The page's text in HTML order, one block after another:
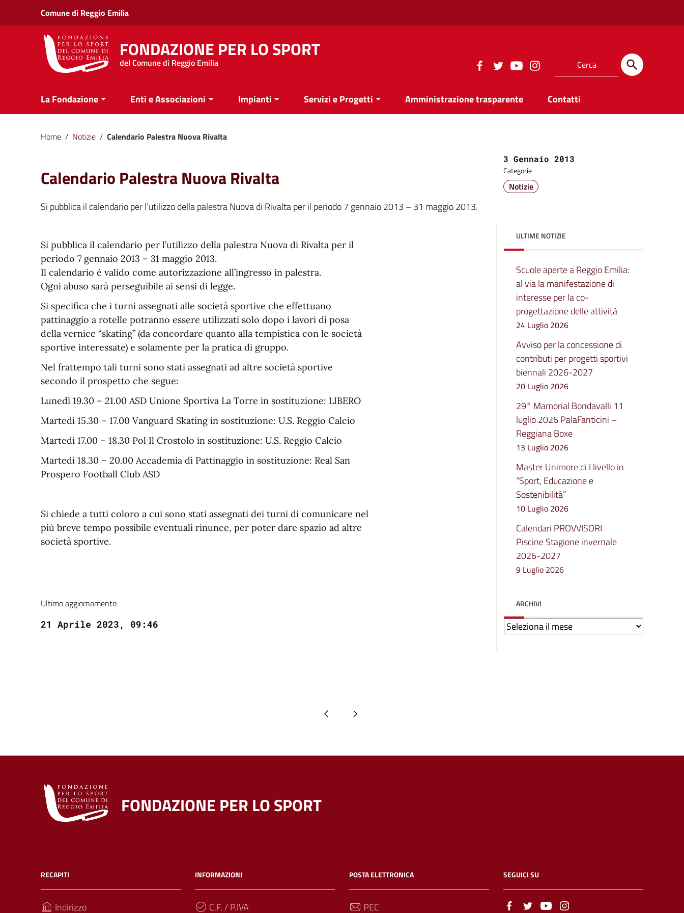
Vai ai contenuti
Vai al menu di navigazione
Vai al footer
Comune di Reggio Emilia
FONDAZIONE PER LO SPORT
del Comune di Reggio Emilia
La Fondazione Enti e Associazioni Impianti Servizi e Progetti Amministrazione trasparente Contatti
Home / Notizie / Calendario Palestra Nuova Rivalta
Calendario Palestra Nuova Rivalta
Si pubblica il calendario per l’utilizzo della palestra Nuova di Rivalta per il periodo 7 gennaio 2013 – 31 maggio 2013.
Data:
3 Gennaio 2013
Categorie
Notizie
Si pubblica il calendario per l’utilizzo della palestra Nuova di Rivalta per il
periodo 7 gennaio 2013 – 31 maggio 2013.
Il calendario è valido come autorizzazione all’ingresso in palestra.
Ogni abuso sarà perseguibile ai sensi di legge.
Si specifica che i turni assegnati alle società sportive che effettuano
pattinaggio a rotelle potranno essere utilizzati solo dopo i lavori di posa
della vernice “skating” (da concordare quanto alla tempistica con le società
sportive interessate) e solamente per la pratica di gruppo.
Nel frattempo tali turni sono stati assegnati ad altre società sportive
secondo il prospetto che segue:
Lunedì 19.30 – 21.00 ASD Unione Sportiva La Torre in sostituzione: LIBERO
Martedì 15.30 – 17.00 Vanguard Skating in sostituzione: U.S. Reggio Calcio
Martedì 17.00 – 18.30 Pol Il Crostolo in sostituzione: U.S. Reggio Calcio
Martedì 18.30 – 20.00 Accademia di Pattinaggio in sostituzione: Real San
Prospero Football Club ASD
Si chiede a tutti coloro a cui sono stati assegnati dei turni di comunicare nel
più breve tempo possibile eventuali rinunce, per poter dare spazio ad altre
società sportive.
Ultimo aggiornamento
21 Aprile 2023, 09:46
ULTIME NOTIZIE
Scuole aperte a Reggio Emilia:
al via la manifestazione di
interesse per la co-
progettazione delle attività
24 Luglio 2026
Avviso per la concessione di
contributi per progetti sportivi
biennali 2026-2027
20 Luglio 2026
29° Mamorial Bondavalli 11
luglio 2026 PalaFanticini –
Reggiana Boxe
13 Luglio 2026
Master Unimore di I livello in
“Sport, Educazione e
Sostenibilità”
10 Luglio 2026
Calendari PROVVISORI
Piscine Stagione invernale
2026-2027
9 Luglio 2026
ARCHIVI
Archivi
Pagina precedentePagina successiva
FONDAZIONE PER LO SPORT
RECAPITI
Indirizzo
INFORMAZIONI
C.F. / P.IVA
POSTA ELETTRONICA
PEC
SEGUICI SU